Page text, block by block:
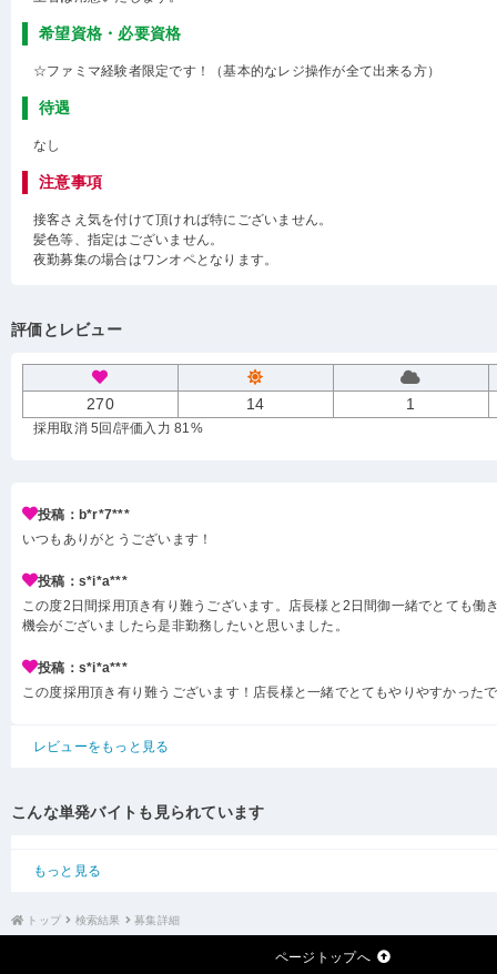
希望資格・必要資格
☆ファミマ経験者限定です！（基本的なレジ操作が全て出来る方）
待遇
なし
注意事項
接客さえ気を付けて頂ければ特にございません。
髪色等、指定はございません。
夜勤募集の場合はワンオペとなります。
評価とレビュー
270 14 1
採用取消 5回 /評価入力 81%
投稿：b*r*7***
いつもありがとうございます！
投稿：s*i*a***
この度2日間採用頂き有り難うございます。店長様と2日間御一緒でとても働
機会がございましたら是非勤務したいと思いました。
投稿：s*i*a***
この度採用頂き有り難うございます！店長様と一緒でとてもやりやすかった
レビューをもっと見る
こんな単発バイトも見られています
もっと見る
トップ 検索結果 募集詳細
ページトップへ